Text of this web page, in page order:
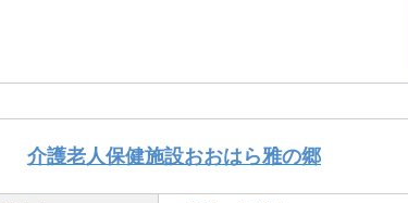
介護老人保健施設おおはら雅の郷